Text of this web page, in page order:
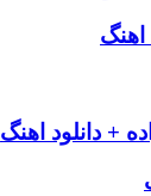
اهنگ
+ دانلود اهنگ